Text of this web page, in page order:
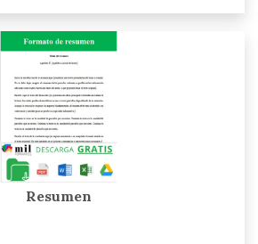
Resumen